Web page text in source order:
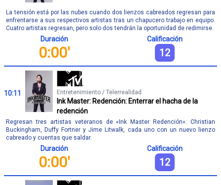
La tensión está por las nubes cuando dos lienzos cabreados regresan para
enfrentarse a sus respectivos artistas tras un chapucero trabajo en equipo.
Cuatro artistas regresan, pero solo dos tendrán la oportunidad de redimirse.
Duración
0:00'
Calificación
12
10:11 Entretenimiento / Telerrealidad
Ink Master: Redención: Enterrar el hacha de la
redención
Regresan tres artistas veteranos de «Ink Master Redención»: Christian
Buckingham, Duffy Fortner y Jime Litwalk, cada uno con un nuevo lienzo
cabreado y cuentas que saldar.
Duración
0:00'
Calificación
12